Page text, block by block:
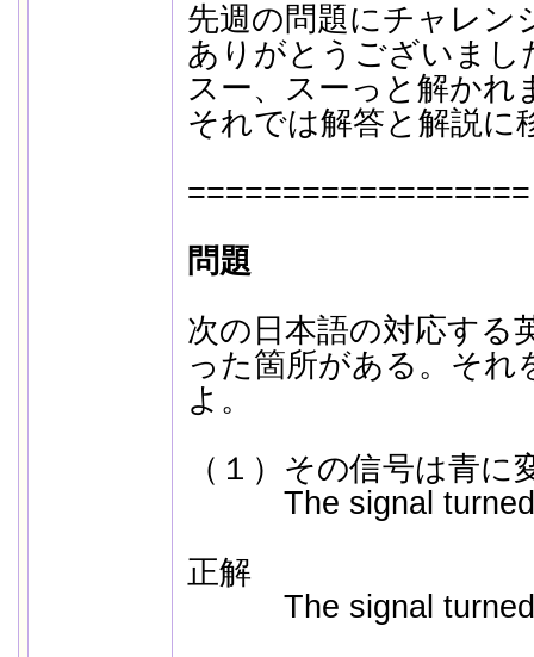
先週の問題にチャレン
ありがとうございまし
スー、スーっと解かれ
それでは解答と解説に
==================
問題
次の日本語の対応する
った箇所がある。それ
よ。
（１）その信号は青に
The signal turned
正解
The signal